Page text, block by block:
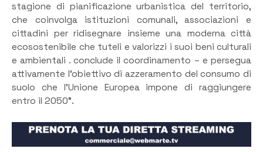
stagione di pianificazione urbanistica del territorio,
che coinvolga istituzioni comunali, associazioni e
cittadini per ridisegnare insieme una moderna città
ecosostenibile che tuteli e valorizzi i suoi beni culturali
e ambientali . conclude il coordinamento – e persegua
attivamente l’obiettivo di azzeramento del consumo di
suolo che l’Unione Europea impone di raggiungere
entro il 2050”.